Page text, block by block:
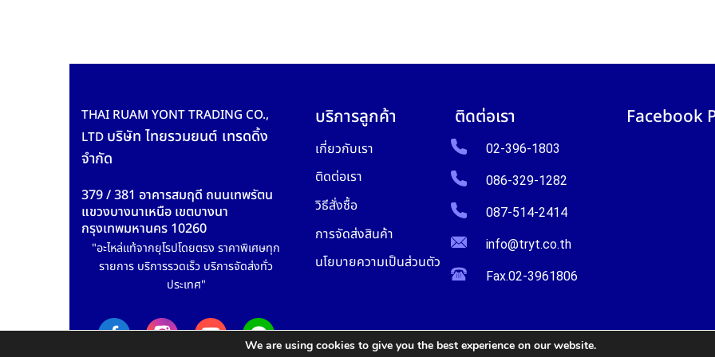
THAI RUAM YONT TRADING CO.,
LTD บริษัท ไทยรวมยนต์ เทรดดิ้ง
จำกัด
379 / 381 อาคารสมฤดี ถนนเทพรัตน
แขวงบางนาเหนือ เขตบางนา
กรุงเทพมหานคร 10260
"อะไหล่แท้จากยุโรปโดยตรง ราคาพิเศษทุก
รายการ บริการรวดเร็ว บริการจัดส่งทั่ว
ประเทศ"
บริการลูกค้า
เกี่ยวกับเรา
ติดต่อเรา
วิธีสั่งซื้อ
การจัดส่งสินค้า
นโยบายความเป็นส่วนตัว
ติดต่อเรา
02-396-1803
086-329-1282
087-514-2414
info@tryt.co.th
Fax.02-3961806
Facebook
We are using cookies to give you the best experience on our website.